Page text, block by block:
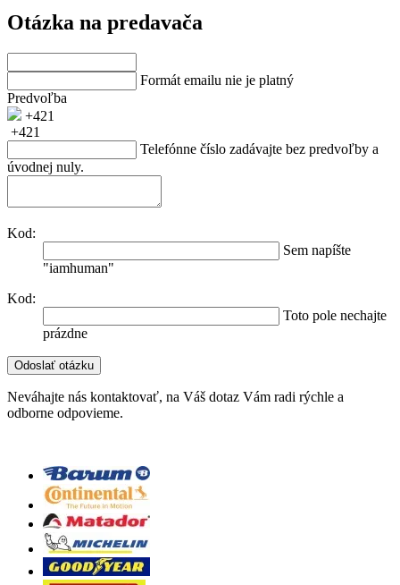
Otázka na predavača
Formát emailu nie je platný
Predvoľba
+421
+421
Telefónne číslo zadávajte bez predvoľby a
úvodnej nuly.
Kod:
Sem napíšte
"iamhuman"
Kod:
Toto pole nechajte
prázdne
Neváhajte nás kontaktovať, na Váš dotaz Vám radi rýchle a
odborne odpovieme.